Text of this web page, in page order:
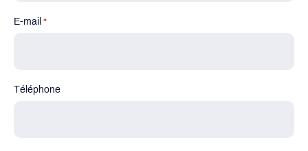
E-mail *
Téléphone